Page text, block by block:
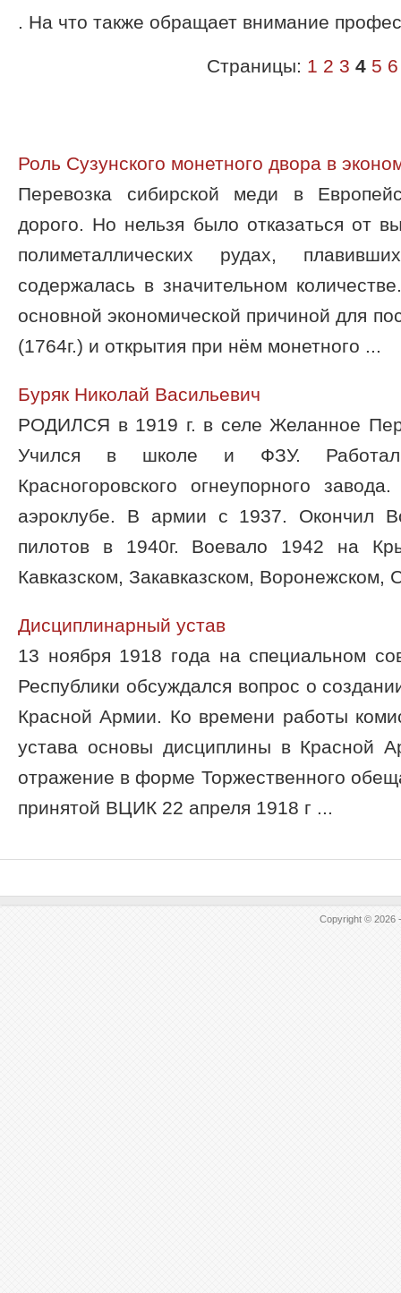
. На что также обращает внимание
Страницы: 1 2 3 4 5 6
Роль Сузунского монетного двора в
Перевозка сибирской меди в
дорого. Но нельзя было отказаться от
полиметаллических рудах,
содержалась в значительном
основной экономической причиной для
(1764г.) и открытия при нём монетного ...
Буряк Николай Васильевич
РОДИЛСЯ в 1919 г. в селе Желанное
Учился в школе и ФЗУ.
Красногоровского огнеупорного
аэроклубе. В армии с 1937. Окончил
пилотов в 1940г. Воевало 1942 на
Кавказском, Закавказском, Воронежском,
Дисциплинарный устав
13 ноября 1918 года на специальном
Республики обсуждался вопрос о
Красной Армии. Ко времени работы
устава основы дисциплины в Красной
отражение в форме Торжественного
принятой ВЦИК 22 апреля 1918 г ...
Copyright © 2026